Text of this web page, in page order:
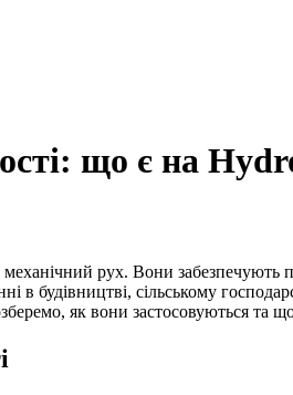
що є на
будівництві, сільському
як вони застосовуються та